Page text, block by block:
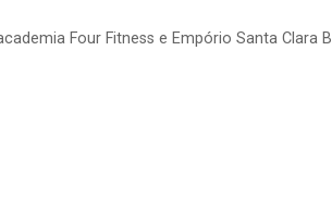
Four Fitness e Empório Santa Clara